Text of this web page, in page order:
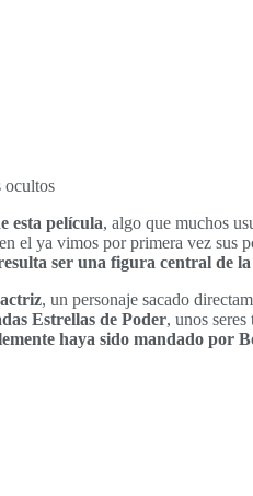
esta película, algo que muchos
en el ya vimos por primera vez sus
ser una figura central de
, un personaje sacado
Estrellas de Poder, unos
haya sido mandado por